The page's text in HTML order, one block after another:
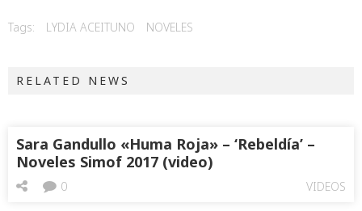
Tags: LYDIA ACEITUNO NOVELES
RELATED NEWS
Sara Gandullo «Huma Roja» – ‘Rebeldía’ –
Noveles Simof 2017 (video)
VIDEOS
0